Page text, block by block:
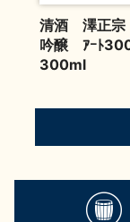
清酒 澤正
吟醸 ｱｰﾄ
300ml